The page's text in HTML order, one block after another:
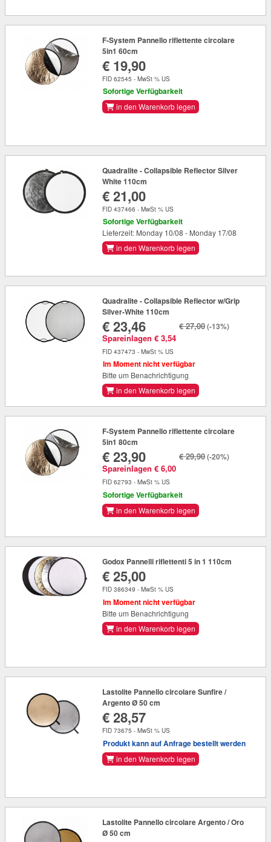
F-System Pannello riflettente circolare
5in1 60cm
€ 19,90
FID 62545 - MwSt % US
Sofortige Verfügbarkeit
in den Warenkorb legen
Quadralite - Collapsible Reflector Silver
White 110cm
€ 21,00
FID 437466 - MwSt % US
Sofortige Verfügbarkeit
Lieferzeit: Monday 10/08 - Monday 17/08
in den Warenkorb legen
Quadralite - Collapsible Reflector w/Grip
Silver-White 110cm
€ 23,46
Spareinlagen € 3,54
€ 27,00(-13%)
FID 437473 - MwSt % US
Im Moment nicht verfügbar
Bitte um Benachrichtigung
in den Warenkorb legen
F-System Pannello riflettente circolare
5in1 80cm
€ 23,90
Spareinlagen € 6,00
€ 29,90(-20%)
FID 62793 - MwSt % US
Sofortige Verfügbarkeit
in den Warenkorb legen
Godox Pannelli riflettenti 5 in 1 110cm
€ 25,00
FID 386349 - MwSt % US
Im Moment nicht verfügbar
Bitte um Benachrichtigung
in den Warenkorb legen
Lastolite Pannello circolare Sunfire /
Argento Ø 50 cm
€ 28,57
FID 73675 - MwSt % US
Produkt kann auf Anfrage bestellt werden
in den Warenkorb legen
Lastolite Pannello circolare Argento / Oro
Ø 50 cm